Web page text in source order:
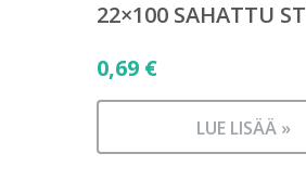
22×100 SAHATTU ST
0,69 €
LUE LISÄÄ »